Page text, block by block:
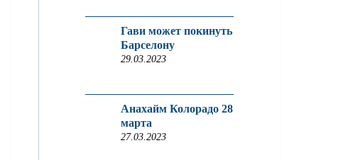
Гави может покинуть
Барселону
29.03.2023
Анахайм Колорадо 28
марта
27.03.2023